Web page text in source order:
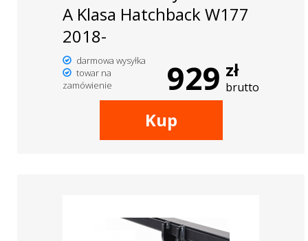
A Klasa Hatchback W177
2018-
darmowa wysyłka
towar na
zamówienie
929 zł
brutto
Kup